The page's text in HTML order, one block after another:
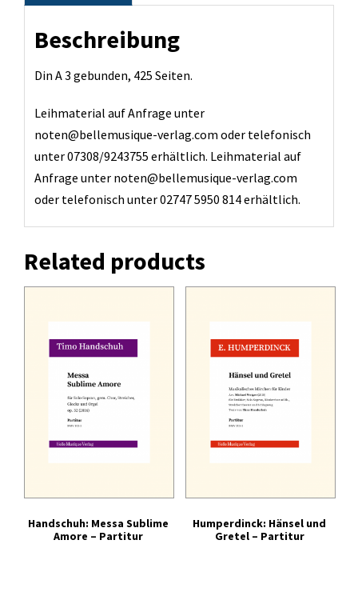
Beschreibung
Din A 3 gebunden, 425 Seiten.
Leihmaterial auf Anfrage unter
noten@bellemusique-verlag.com oder telefonisch
unter 07308/9243755 erhältlich. Leihmaterial auf
Anfrage unter noten@bellemusique-verlag.com
oder telefonisch unter 02747 5950 814 erhältlich.
Related products
Handschuh: Messa Sublime
Amore – Partitur
Humperdinck: Hänsel und
Gretel – Partitur